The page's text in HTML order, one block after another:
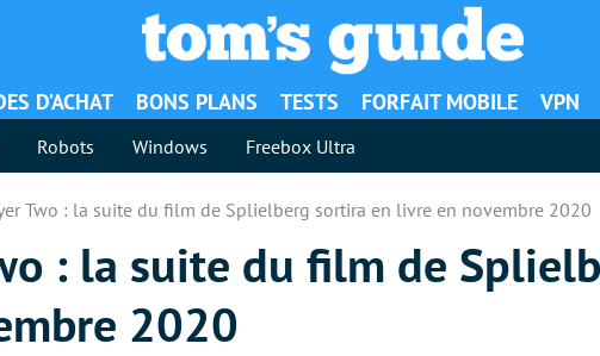
D’ACHAT BONS PLANS TESTS FORFAIT MOBILE VPN
Robots Windows Freebox Ultra
Two : la suite du film de Splielberg sortira en livre en novembre 2020
: la suite du film de
2020